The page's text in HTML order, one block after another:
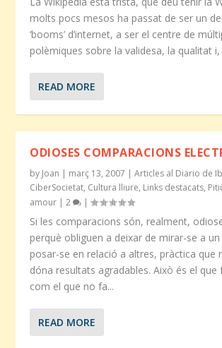
molts pocs mesos ha passat de ser un
‘booms’ d’internet, a ser el centre de
polèmiques sobre la validesa, la qualitat
READ MORE
ODIOSES COMPARACIONS
by Joan | març 13, 2007 |Articles al Diario de
CiberSocietat, Cultura lliure, Links destacats,
amour |2 |
Si les comparacions són, realment,
perquè obliguen a deixar de mirar-se a
posar-se en relació a altres, pràctica que
dóna resultats agradables. Això és el
com el que no fa...
READ MORE